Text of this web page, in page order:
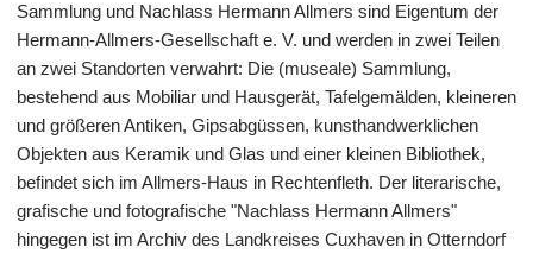
Sammlung und Nachlass Hermann Allmers sind Eigentum der
Hermann-Allmers-Gesellschaft e. V. und werden in zwei Teilen
an zwei Standorten verwahrt: Die (museale) Sammlung,
bestehend aus Mobiliar und Hausgerät, Tafelgemälden, kleineren
und größeren Antiken, Gipsabgüssen, kunsthandwerklichen
Objekten aus Keramik und Glas und einer kleinen Bibliothek,
befindet sich im Allmers-Haus in Rechtenfleth. Der literarische,
grafische und fotografische "Nachlass Hermann Allmers"
hingegen ist im Archiv des Landkreises Cuxhaven in Otterndorf